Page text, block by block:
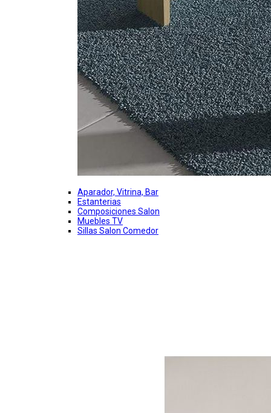
Aparador, Vitrina, Bar
Estanterias
Composiciones Salon
Muebles TV
Sillas Salon Comedor